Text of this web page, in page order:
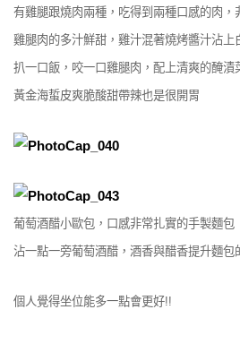
有雞腿跟燒肉兩種，吃得到兩種口感的肉，
雞腿肉的多汁鮮甜，雞汁混著燒烤醬汁沾上
扒一口飯，咬一口雞腿肉，配上清爽的醃漬
黃金海蜇皮爽脆酸甜帶辣也是很開胃
葡萄酒醋小歐包，口感非常扎實的手製麵包
沾一點一旁葡萄酒醋，酒香與醋香提升麵包
個人覺得坐位能多一點會更好!!